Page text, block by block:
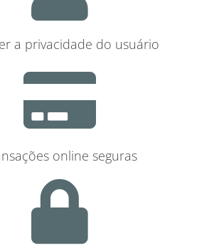
a privacidade do usuário
online seguras